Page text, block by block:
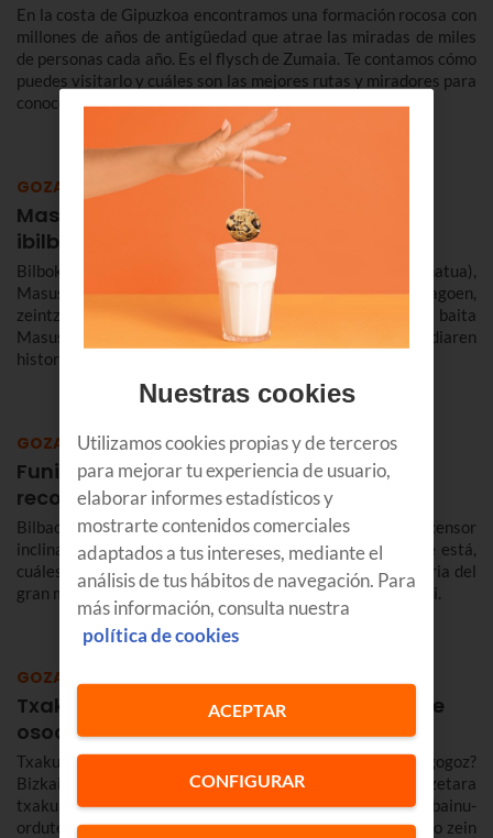
En la costa de Gipuzkoa encontramos una formación rocosa con
millones de años de antigüedad que atrae las miradas de miles
de personas cada año. Es el flysch de Zumaia. Te contamos cómo
puedes visitarlo y cuáles son las mejores rutas y miradores para
conocerlo.
GOZATU
Masustegiko funikularra: kokapena,
ibilbidea... eta mural handi bat
Bilbok funikular berri bat du (teknikoki, igogailu inklinatua),
Masustegi auzoan. Hemen azalduko dizugu non dagoen,
zeintzuk diren haren ibilbidea eta geralekuak, eta baita
Masustegiko funikularraren ondoan dagoen mural handiaren
historia ere.
GOZATU
Funicular de Masustegi: ubicación,
recorrido... y un gran mural
Bilbao cuenta con un nuevo funicular (técnicamente, ascensor
inclinado) en el barrio de Masustegi. Te contamos dónde está,
cuáles son su recorrido y sus paradas y también la historia del
gran mural que hay justo al lado del funicular de Masustegi.
GOZATU
Txakurrentzako hondartzak Euskadin urte
osoan
Txakurrarekin itsasoaz eta hondartzaz gozatzeko gogoz?
Bizkaian eta Gipuzkoan, urte osoan joan daiteke hondartzetara
txakurrarekin, baita udan ere, baina kasu horretan ohiko bainu-
ordutegitik kanpo bakarrik. Hemen ikusiko duzu Euskadiko zein
Nuestras cookies
Utilizamos cookies propias y de terceros
para mejorar tu experiencia de usuario,
elaborar informes estadísticos y
mostrarte contenidos comerciales
adaptados a tus intereses, mediante el
análisis de tus hábitos de navegación. Para
más información, consulta nuestra
política de cookies
CONFIGURAR
ACEPTAR